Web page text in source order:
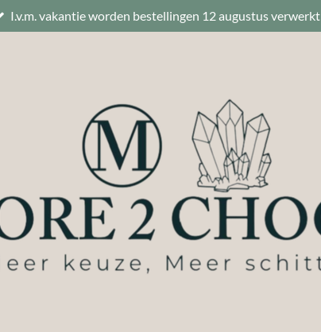
I.v.m. vakantie worden bestellingen 12 augustus verwerkt